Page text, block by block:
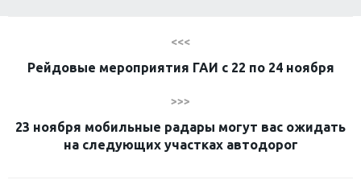
<<<
Рейдовые мероприятия ГАИ с 22 по 24 ноября
>>>
23 ноября мобильные радары могут вас ожидать
на следующих участках автодорог